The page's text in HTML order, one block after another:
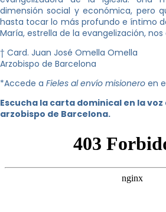
dimensión social y económica, pero
hasta tocar lo más profundo e íntimo
María, estrella de la evangelización, nos
† Card. Juan José Omella Omella
Arzobispo de Barcelona
*Accede a Fieles al envío misionero en
Escucha la carta dominical en la
arzobispo de Barcelona.